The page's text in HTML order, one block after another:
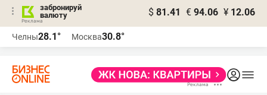
забронируй
валюту
$ 81.41 € 94.06 ¥ 12.06
Челны28.1° Москва30.8°